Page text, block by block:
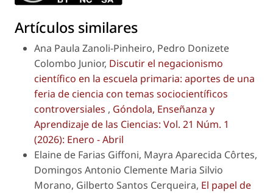
Artículos similares
Ana Paula Zanoli-Pinheiro, Pedro Donizete
Colombo Junior, Discutir el negacionismo
científico en la escuela primaria: aportes de una
feria de ciencia con temas sociocientíficos
controversiales , Góndola, Enseñanza y
Aprendizaje de las Ciencias: Vol. 21 Núm. 1
(2026): Enero - Abril
Elaine de Farias Giffoni, Mayra Aparecida Côrtes,
Domingos Antonio Clemente Maria Silvio
Morano, Gilberto Santos Cerqueira, El papel de